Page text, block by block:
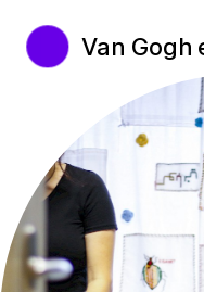
Van Gogh